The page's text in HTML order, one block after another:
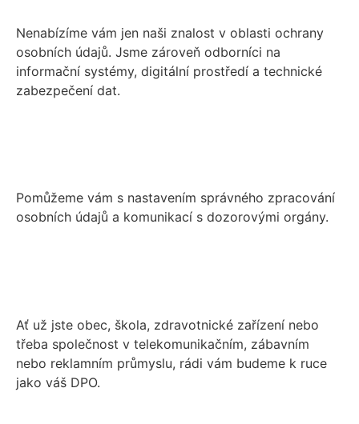
Nenabízíme vám jen naši znalost v oblasti ochrany
osobních údajů. Jsme zároveň odborníci na
informační systémy, digitální prostředí a technické
zabezpečení dat.
Pomůžeme vám s nastavením správného zpracování
osobních údajů a komunikací s dozorovými orgány.
Ať už jste obec, škola, zdravotnické zařízení nebo
třeba společnost v telekomunikačním, zábavním
nebo reklamním průmyslu, rádi vám budeme k ruce
jako váš DPO.